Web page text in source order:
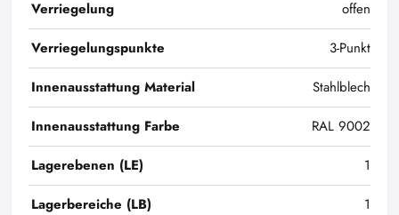
Verriegelung
offen
Verriegelungspunkte
3-Punkt
Innenausstattung Material
Stahlblech
Innenausstattung Farbe
RAL 9002
Lagerebenen (LE)
1
Lagerbereiche (LB)
1